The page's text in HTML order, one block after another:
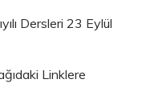
Dersleri 23 Eylül
Linklere